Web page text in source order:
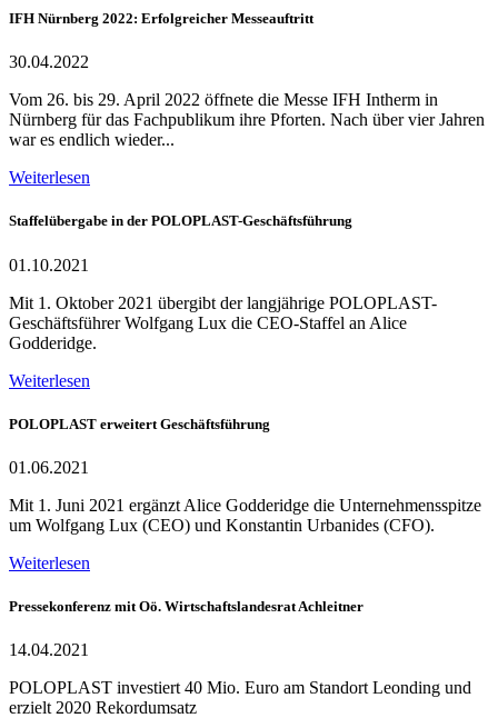
IFH Nürnberg 2022: Erfolgreicher Messeauftritt
30.04.2022
Vom 26. bis 29. April 2022 öffnete die Messe IFH Intherm in
Nürnberg für das Fachpublikum ihre Pforten. Nach über vier Jahren
war es endlich wieder...
Weiterlesen
Staffelübergabe in der POLOPLAST-Geschäftsführung
01.10.2021
Mit 1. Oktober 2021 übergibt der langjährige POLOPLAST-
Geschäftsführer Wolfgang Lux die CEO-Staffel an Alice
Godderidge.
Weiterlesen
POLOPLAST erweitert Geschäftsführung
01.06.2021
Mit 1. Juni 2021 ergänzt Alice Godderidge die Unternehmensspitze
um Wolfgang Lux (CEO) und Konstantin Urbanides (CFO).
Weiterlesen
Pressekonferenz mit Oö. Wirtschaftslandesrat Achleitner
14.04.2021
POLOPLAST investiert 40 Mio. Euro am Standort Leonding und
erzielt 2020 Rekordumsatz